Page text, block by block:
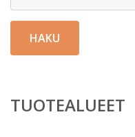
HAKU
TUOTEALUEET